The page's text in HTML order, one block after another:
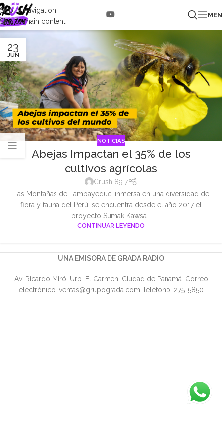
Skip to navigation
Skip to main content
23
JUN
NOTICIAS
Abejas Impactan el 35% de los
cultivos agrícolas
Crush 89.7
Las Montañas de Lambayeque, inmersa en una diversidad de
flora y fauna del Perú, se encuentra desde el año 2017 el
proyecto Sumak Kawsa...
CONTINUAR LEYENDO
UNA EMISORA DE GRADA RADIO
Av. Ricardo Miró, Urb. El Carmen, Ciudad de Panamá. Correo
electrónico: ventas@grupograda.com Teléfono: 275-5850